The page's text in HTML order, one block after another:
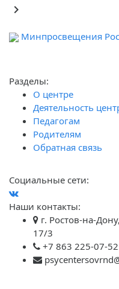
keyboard_arrow_right
Минпросвещения
Разделы:
О центре
Деятельность
Педагогам
Родителям
Обратная связь
Социальные сети:
Наши контакты:
г. Ростов-на-
17/3
+7 863 225-07-52